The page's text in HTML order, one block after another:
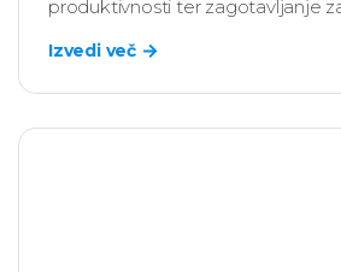
produktivnosti ter zagotavljanje
merjenje samo organizacijske
Izvedi več